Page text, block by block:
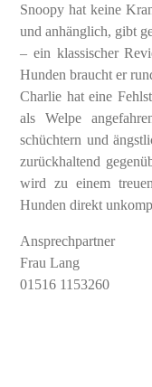
Snoopy hat keine
und anhänglich, gibt
– ein klassischer
Hunden braucht er
Charlie hat eine
als Welpe
schüchtern und
zurückhaltend
wird zu einem
Hunden direkt
Ansprechpartner
Frau Lang
01516 1153260